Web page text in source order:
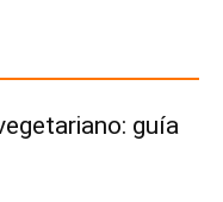
guía